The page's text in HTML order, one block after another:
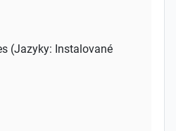
(Jazyky: Instalované